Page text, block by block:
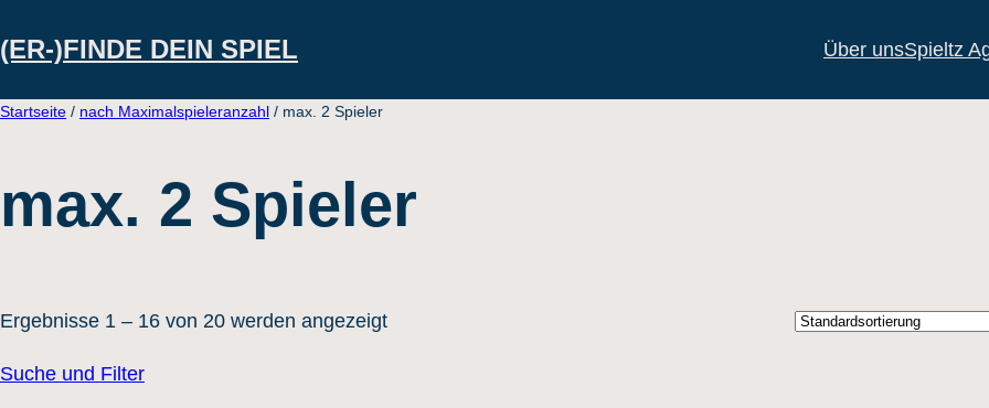
zum
wechseln
(ER-)FINDE DEIN SPIEL Über unsSpieltz
Startseite / nach Maximalspieleranzahl / max. 2 Spieler
max. 2 Spieler
Ergebnisse 1 – 16 von 20 werden angezeigt
Suche und Filter